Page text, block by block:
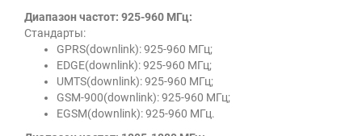
Диапазон частот: 925-960 МГц:
Стандарты:
GPRS(downlink): 925-960 МГц;
EDGE(downlink): 925-960 МГц;
UMTS(downlink): 925-960 МГц;
GSM-900(downlink): 925-960 МГц;
EGSM(downlink): 925-960 МГц.